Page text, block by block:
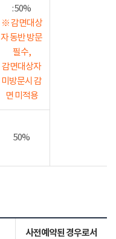
: 50%
※ 감면대상
자 동반 방문
필수,
감면대상자
미방문시 감
면 미적용
50%
사전예약된 경우로서